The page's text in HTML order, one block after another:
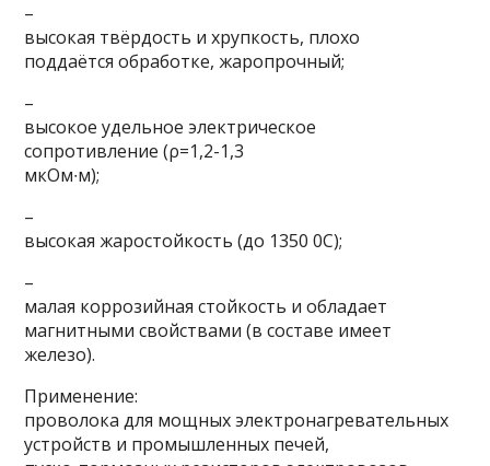
–
высокая твёрдость и хрупкость, плохо
поддаётся обработке, жаропрочный;
–
высокое удельное электрическое
сопротивление (ρ=1,2-1,3
мкОм∙м);
–
высокая жаростойкость (до 1350 0С);
–
малая коррозийная стойкость и обладает
магнитными свойствами (в составе имеет
железо).
Применение:
проволока для мощных электронагревательных
устройств и промышленных печей,